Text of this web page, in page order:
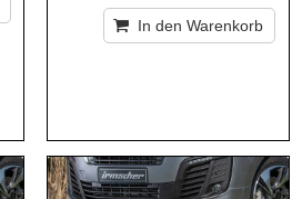
In den Warenkorb